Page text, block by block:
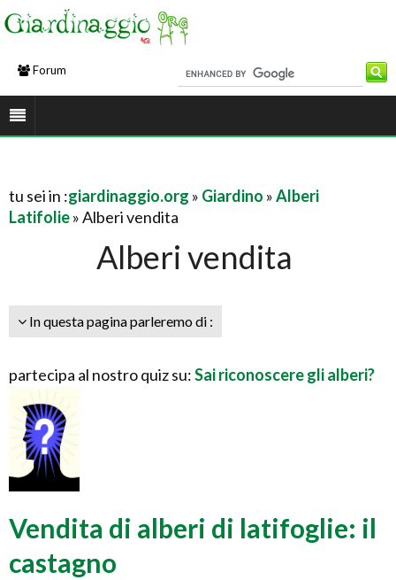
Forum
tu sei in :giardinaggio.org » Giardino »Alberi
Latifolie» Alberi vendita
Alberi vendita
In questa pagina parleremo di :
partecipa al nostro quiz su:Sai riconoscere gli alberi?
Vendita di alberi di latifoglie: il
castagno